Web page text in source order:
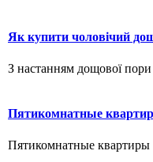
Як купити чоловічий
З настанням дощової
Пятикомнатные
Пятикомнатные